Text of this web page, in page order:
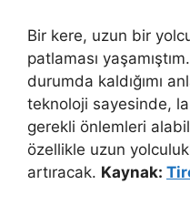
Bir kere, uzun bir
patlaması
durumda kaldığımı
teknoloji sayesinde,
gerekli önlemleri
özellikle uzun
artıracak. Kaynak: